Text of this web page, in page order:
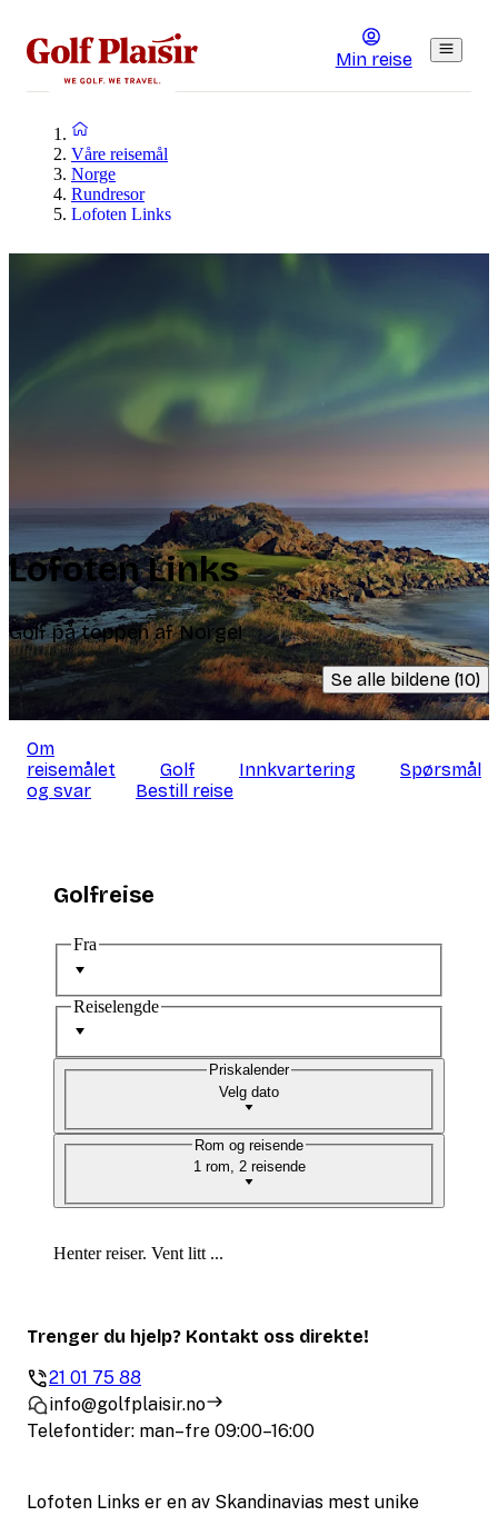
Min reise
Våre reisemål
Norge
Rundresor
Lofoten Links
Lofoten Links
Golf på toppen af Norge!
Se alle bildene (10)
Om
reisemålet
Golf Innkvartering
Spørsmål
og svar
Bestill reise
Lofoten Links er en av Skandinavias mest unike
Golfreise
Fra
Reiselengde
Velg dato
Priskalender
1 rom, 2 reisende
Rom og reisende
Henter reiser. Vent litt ...
Trenger du hjelp? Kontakt oss direkte!
21 01 75 88
info@golfplaisir.no
Telefontider: man–fre 09:00–16:00